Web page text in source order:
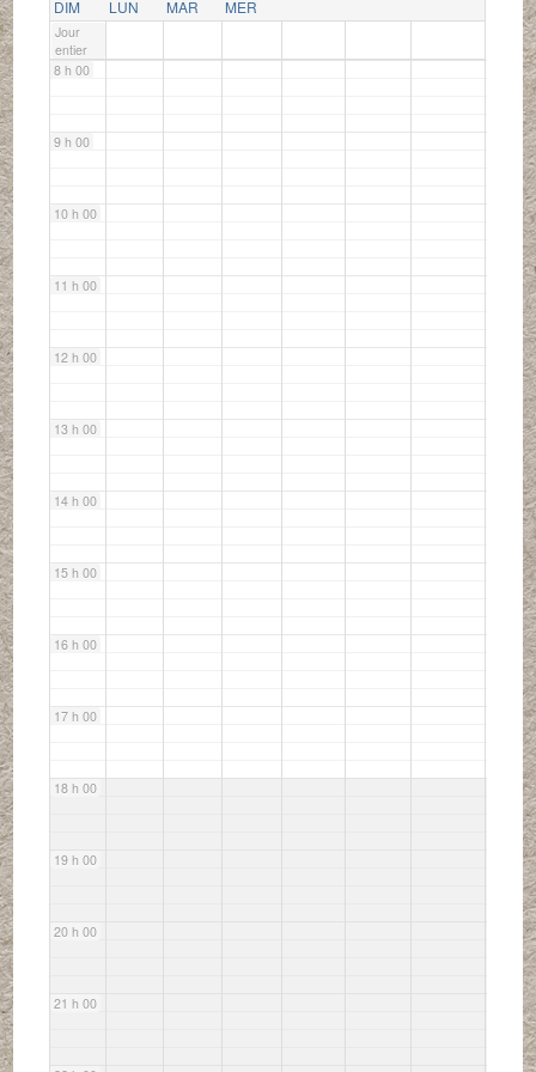
DIM LUN MAR MER
Jour
entier
8 h 00
9 h 00
10 h 00
11 h 00
12 h 00
13 h 00
14 h 00
15 h 00
16 h 00
17 h 00
18 h 00
19 h 00
20 h 00
21 h 00